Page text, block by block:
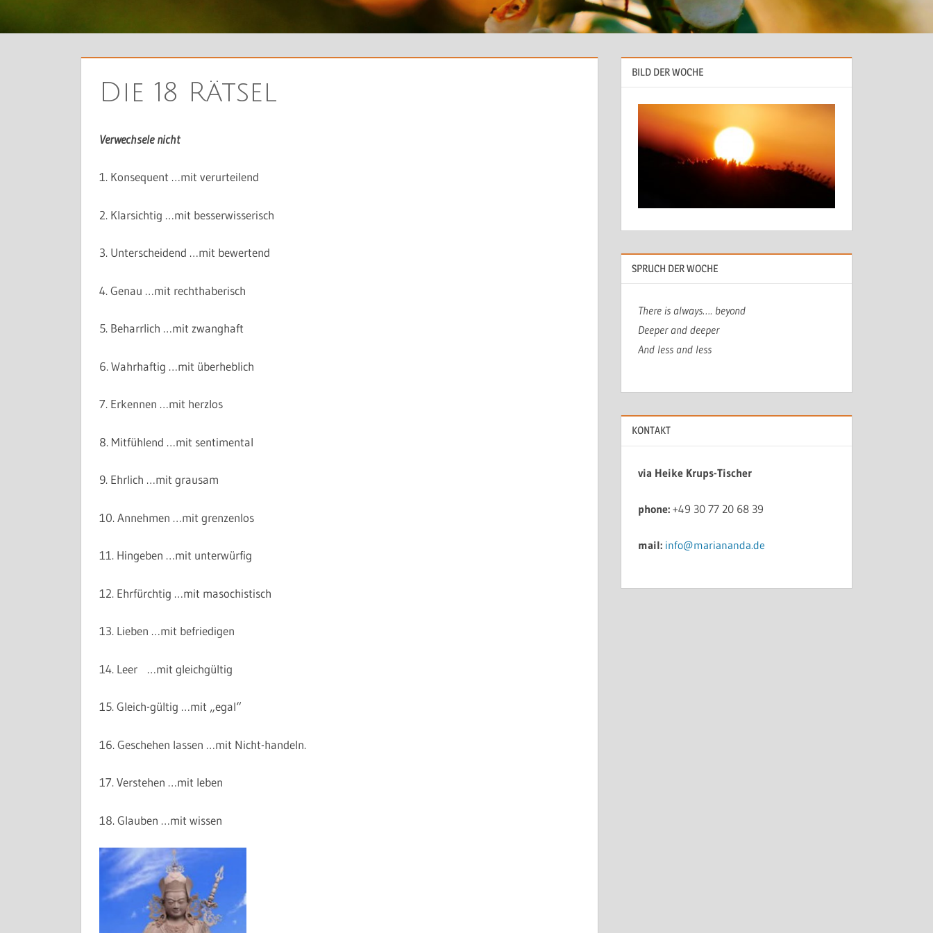
Die 18 Rätsel
Verwechsele nicht
1. Konsequent …mit verurteilend
2. Klarsichtig …mit besserwisserisch
3. Unterscheidend …mit bewertend
4. Genau …mit rechthaberisch
5. Beharrlich …mit zwanghaft
6. Wahrhaftig …mit überheblich
7. Erkennen …mit herzlos
8. Mitfühlend …mit sentimental
9. Ehrlich …mit grausam
10. Annehmen …mit grenzenlos
11. Hingeben …mit unterwürfig
12. Ehrfürchtig …mit masochistisch
13. Lieben …mit befriedigen
14. Leer …mit gleichgültig
15. Gleich-gültig …mit „egal“
16. Geschehen lassen …mit Nicht-handeln.
17. Verstehen …mit leben
18. Glauben …mit wissen
BILD DER WOCHE
SPRUCH DER WOCHE
There is always…. beyond
Deeper and deeper
And less and less
KONTAKT
via Heike Krups-Tischer
phone: +49 30 77 20 68 39
mail: info@mariananda.de